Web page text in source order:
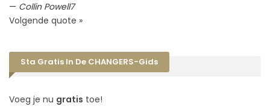
— Collin Powell7
Volgende quote »
Sta Gratis In De CHANGERS-Gids
Voeg je nu gratis toe!